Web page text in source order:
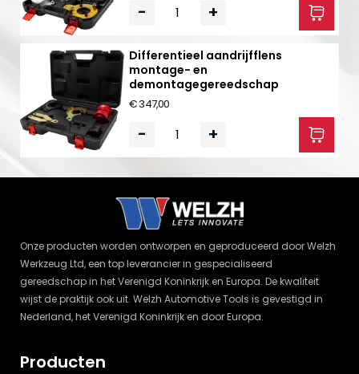
- +
Differentieel aandrijfflens
montage- en
demontagegereedschap
€ 347,00
- +
Onze producten worden ontworpen en geproduceerd door Welzh
Werkzeug Ltd, een top leverancier in gespecialiseerd
gereedschap in het Verenigd Koninkrijk en Europa. De kwaliteit
wijst de praktijk ook uit. Welzh Automotive Tools is gevestigd in
Nederland, het Verenigd Koninkrijk en door Europa.
Producten